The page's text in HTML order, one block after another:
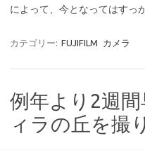
によって、今となってはすっ
カテゴリー: FUJIFILM カメラ
例年より2週
ィラの丘を撮